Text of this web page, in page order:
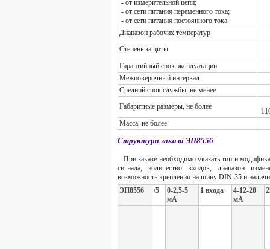
- от измерительной цепи;
- от сети питания переменного тока;
- от сети питания постоянного тока
Диапазон рабочих температур
Степень защиты
Гарантийный срок эксплуатации
Межповерочный интервал
Средний срок службы, не менее
Габаритные размеры, не более
Масса, не более
Структура заказа ЭП8556
При заказе необходимо указать тип и
сигнала, количество входов, диапазон
возможность крепления на шину DIN-35 и
ЭП8556
/5
0-2,5-5
мА
1 входа
4-12-20
мА